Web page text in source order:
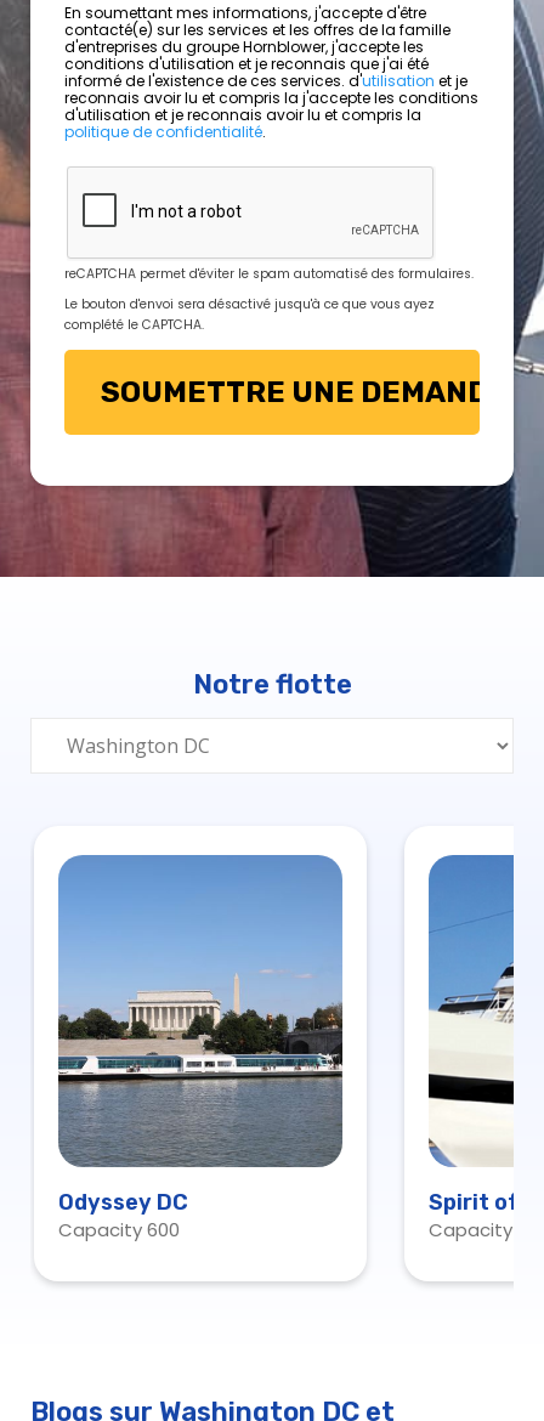
En soumettant mes informations, j'accepte d'être
contacté(e) sur les services et les offres de la famille
d'entreprises du groupe Hornblower, j'accepte les
conditions d'utilisation et je reconnais que j'ai été
informé de l'existence de ces services. d'utilisation et je
reconnais avoir lu et compris la j'accepte les conditions
d'utilisation et je reconnais avoir lu et compris la
politique de confidentialité.
reCAPTCHA permet d'éviter le spam automatisé des formulaires.
Le bouton d'envoi sera désactivé jusqu'à ce que vous ayez
complété le CAPTCHA.
Notre flotte
Odyssey DC
Capacity 600
Spirit of
Capacity
Blogs sur Washington DC et